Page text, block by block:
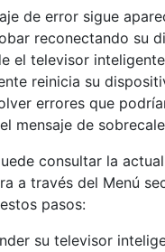
de error sigue
reconectando su
el televisor
reinicia su
errores que
mensaje de
consultar la
a través del Menú
pasos:
su televisor